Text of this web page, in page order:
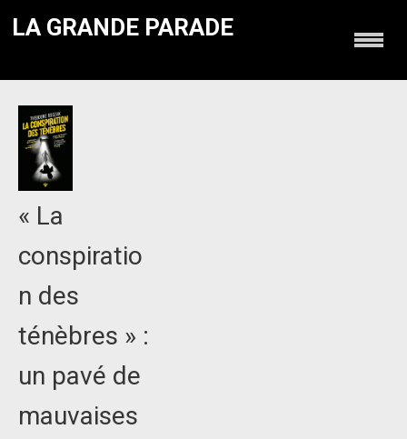
LA GRANDE PARADE
« La
conspiratio
n des
ténèbres » :
un pavé de
mauvaises